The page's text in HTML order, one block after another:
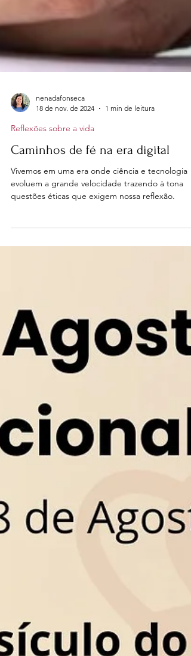
nenadafonseca
Reflexões sobre a vida
Caminhos de fé na era digital
Vivemos em uma era onde ciência e tecnologia